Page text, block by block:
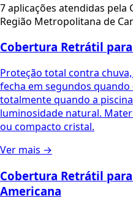
7 aplicações atendidas pela
Região Metropolitana de
Cobertura Retrátil
Proteção total contra
fecha em segundos
totalmente quando a
luminosidade natural.
ou compacto cristal.
Ver mais →
Cobertura Retrátil
Americana